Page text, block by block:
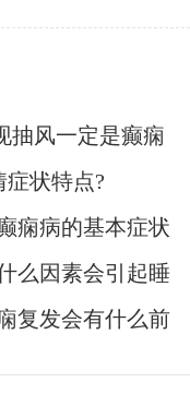
抽风一定是癫痫
状特点?
痫病的基本症状
么因素会引起睡
复发会有什么前